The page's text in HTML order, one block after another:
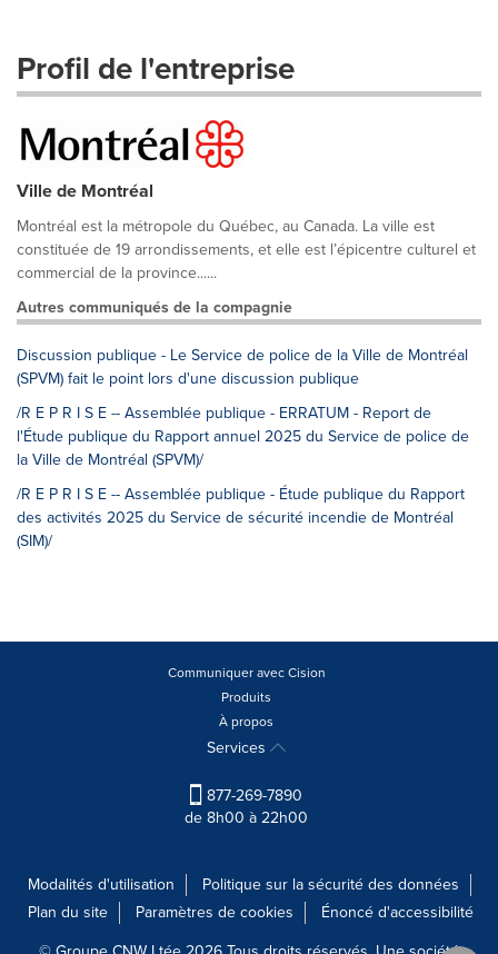
Profil de l'entreprise
Ville de Montréal
Montréal est la métropole du Québec, au Canada. La ville est
constituée de 19 arrondissements, et elle est l’épicentre culturel et
commercial de la province......
Autres communiqués de la compagnie
Discussion publique - Le Service de police de la Ville de Montréal
(SPVM) fait le point lors d'une discussion publique
/R E P R I S E -- Assemblée publique - ERRATUM - Report de
l'Étude publique du Rapport annuel 2025 du Service de police de
la Ville de Montréal (SPVM)/
/R E P R I S E -- Assemblée publique - Étude publique du Rapport
des activités 2025 du Service de sécurité incendie de Montréal
(SIM)/
Communiquer avec Cision
Produits
À propos
Services
877-269-7890
de 8h00 à 22h00
Modalités d'utilisation
Politique sur la sécurité des données
Plan du site
Paramètres de cookies
Énoncé d'accessibilité